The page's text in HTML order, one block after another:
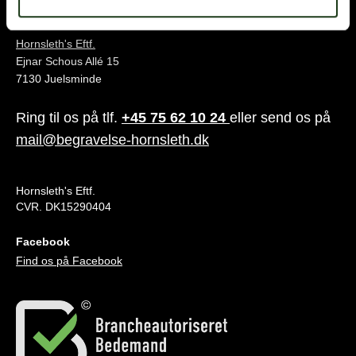
Hornsleth's Eftf.
Ejnar Schous Allé 15
7130 Juelsminde
Ring til os på tlf. +45 75 62 10 24 eller send os på
mail@begravelse-hornsleth.dk
Hornsleth's Eftf.
CVR. DK15290404
Facebook
Find os på Facebook